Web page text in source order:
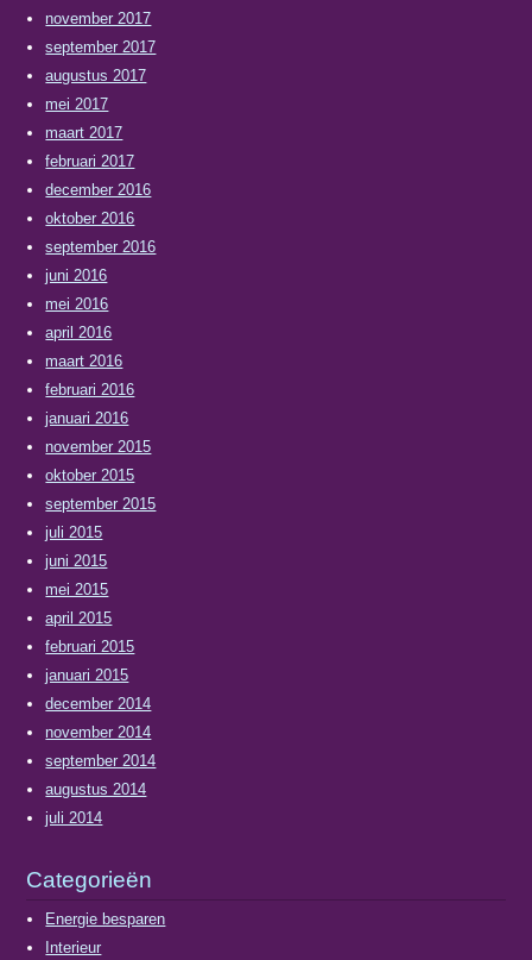
november 2017
september 2017
augustus 2017
mei 2017
maart 2017
februari 2017
december 2016
oktober 2016
september 2016
juni 2016
mei 2016
april 2016
maart 2016
februari 2016
januari 2016
november 2015
oktober 2015
september 2015
juli 2015
juni 2015
mei 2015
april 2015
februari 2015
januari 2015
december 2014
november 2014
september 2014
augustus 2014
juli 2014
Categorieën
Energie besparen
Interieur